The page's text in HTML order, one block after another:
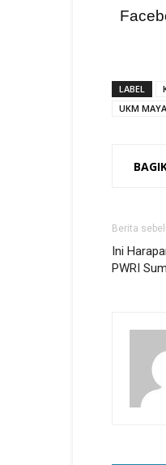
LABEL
UKM
Berita
Ini
PWRI